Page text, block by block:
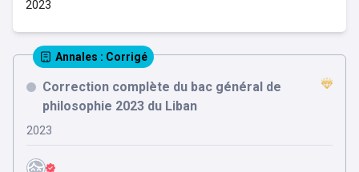
2023
Annales : Corrigé
Correction complète du bac général de
philosophie 2023 du Liban
2023